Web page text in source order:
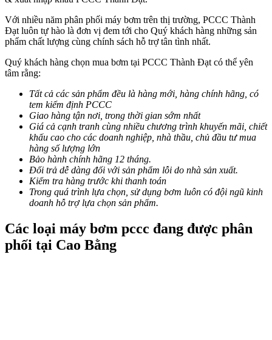
Với nhiều năm phân phối máy bơm trên thị trường, PCCC Thành
Đạt luôn tự hào là đơn vị đem tới cho Quý khách hàng những sản
phẩm chất lượng cùng chính sách hỗ trợ tân tình nhất.
Quý khách hàng chọn mua bơm tại PCCC Thành Đạt có thể yên
tâm rằng:
Tất cả các sản phẩm đều là hàng mới, hàng chính hãng, có
tem kiểm định PCCC
Giao hàng tận nơi, trong thời gian sớm nhất
Giá cả cạnh tranh cùng nhiều chương trình khuyến mãi, chiết
khấu cao cho các doanh nghiệp, nhà thầu, chủ đầu tư mua
hàng số lượng lớn
Bảo hành chính hãng 12 tháng.
Đổi trả dễ dàng đối với sản phẩm lỗi do nhà sản xuất.
Kiểm tra hàng trước khi thanh toán
Trong quá trình lựa chọn, sử dụng bơm luôn có đội ngũ kinh
doanh hỗ trợ lựa chọn sản phẩm.
Các loại máy bơm pccc đang được phân
phối tại Cao Bằng